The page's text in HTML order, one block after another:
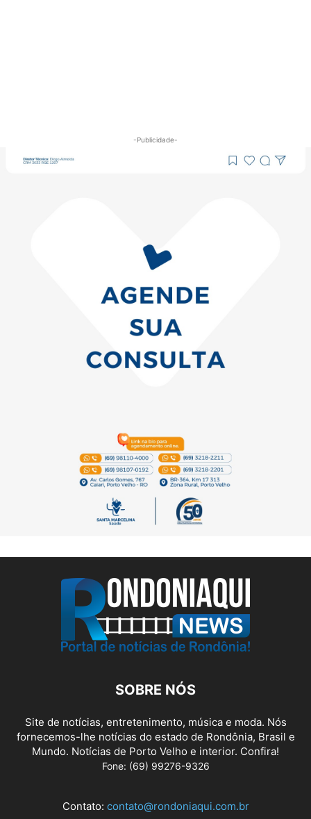
-Publicidade-
SOBRE NÓS
Site de notícias, entretenimento, música e moda. Nós
fornecemos-lhe notícias do estado de Rondônia, Brasil e
Mundo. Notícias de Porto Velho e interior. Confira!
Fone: (69) 99276-9326
Contato: contato@rondoniaqui.com.br